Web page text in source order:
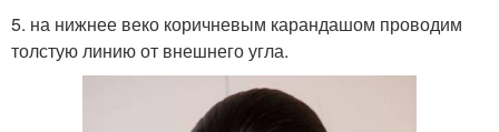
5. на нижнее веко коричневым карандашом проводим
толстую линию от внешнего угла.